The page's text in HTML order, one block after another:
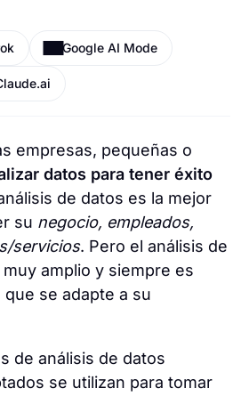
Google AI Mode
empresas, pequeñas o
datos para tener éxito
de datos es la mejor
su negocio, empleados,
servicios. Pero el análisis de
amplio y siempre es
se adapte a su
de análisis de datos
se utilizan para tomar